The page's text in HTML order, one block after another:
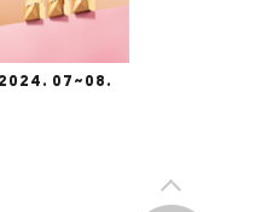
2024. 05~06.